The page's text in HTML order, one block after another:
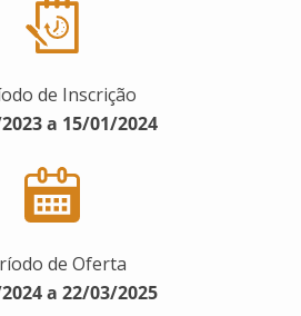
de Inscrição
a 15/01/2024
de Oferta
a 22/03/2025